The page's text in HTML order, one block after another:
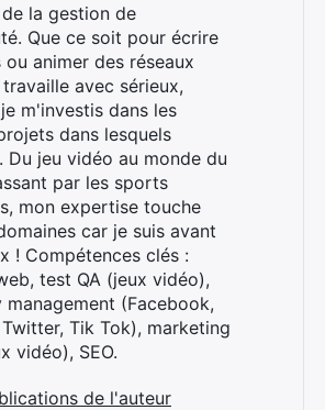
la gestion de
Que ce soit pour écrire
animer des réseaux
avec sérieux,
m'investis dans les
dans lesquels
Du jeu vidéo au monde du
par les sports
mon expertise touche
car je suis avant
! Compétences clés :
test QA (jeux vidéo),
(Facebook,
Tik Tok), marketing
vidéo), SEO.
de l'auteur